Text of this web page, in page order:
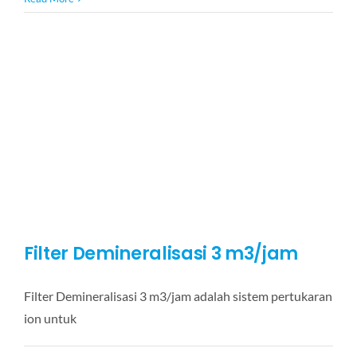
Demineralisasi
Filter Demineralisasi 3 m3/jam
Filter Demineralisasi 3 m3/jam adalah sistem pertukaran
ion untuk